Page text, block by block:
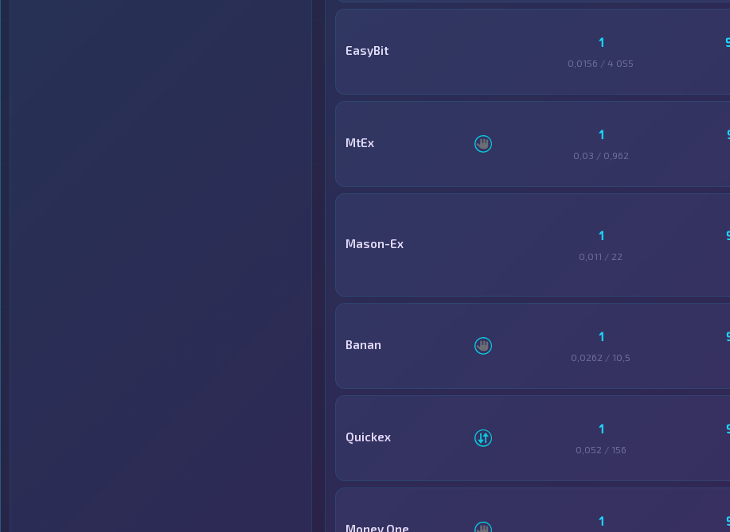
EasyBit 1
0,0156 / 4 055
MtEx 1
0,03 / 0,962
Mason-Ex 1
0,011 / 22
Banan 1
0,0262 / 10,5
Quickex 1
0,052 / 156
Money One 1